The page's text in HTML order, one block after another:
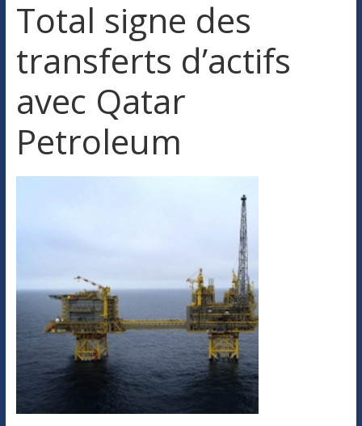
Total signe des
transferts d’actifs
avec Qatar
Petroleum